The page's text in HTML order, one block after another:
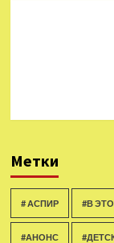
Метки
# АСПИР #В
#АНОНС